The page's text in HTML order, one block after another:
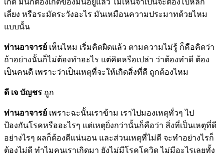
เลี่ยง หรือระมัดระวังอะไร มันเหมือนความประมาทด้วยไหม
แบบนั้น
ท่านอาจารย์ เห็นไหม เริ่มคิดผิดแล้ว ตามความไม่รู้ ก็คือคิดว่า
ถ้าอย่างนั้นก็ไม่ต้องทำอะไร แต่คิดหรือเปล่า ว่าต้องทำดี ต้อง
เป็นคนดี เพราะว่าเป็นเหตุที่จะให้เกิดสิ่งที่ดี ถูกต้องไหม
ดี เจ บัญชร ถูก
ท่านอาจารย์ เพราะฉะนั้นเราข้าม เราไปมองเหตุทั่วๆ ไป
ป้องกันโรคหรืออะไรๆ แต่เหตุยิ่งกว่านั้นก็คือว่า สิ่งที่เป็นเหตุที่ดี
อย่างไรๆ ผลก็ต้องดีแน่นอน และส่วนเหตุที่ไม่ดี จะทำอย่างไรก็
ต้องไม่ดี ทำไมคนเราเกิดมา ยังไม่มีโรคโควิด ไม่มีอะไรเลยทั้ง